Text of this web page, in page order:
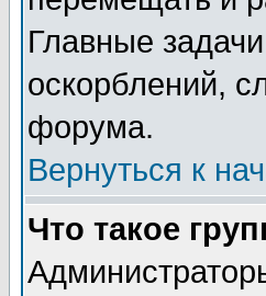
Главные
оскорблений,
форума.
Вернуться к
Что такое